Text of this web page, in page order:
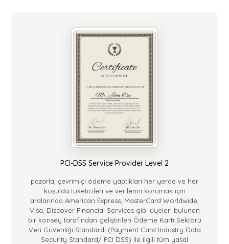
PCI-DSS Service Provider Level 2
pazarla, çevrimiçi ödeme yaptıkları her yerde ve her
koşulda tüketicileri ve verilerini korumak için
aralarında American Express, MasterCard Worldwide,
Visa, Discover Financial Services gibi üyeleri bulunan
bir konsey tarafından geliştirilen Ödeme Kartı Sektörü
Veri Güvenliği Standardı (Payment Card Industry Data
Security Standard/ PCI DSS) ile ilgili tüm yasal